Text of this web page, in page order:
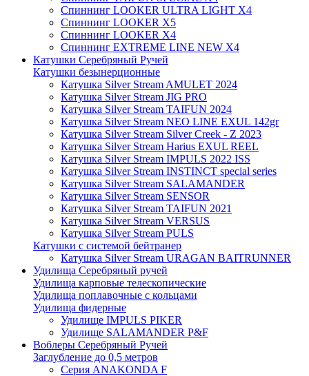
Спиннинг LOOKER ULTRA LIGHT X4
Спиннинг LOOKER X5
Спиннинг LOOKER X4
Спиннинг EXTREME LINE NEW X4
Катушки Серебряный Ручей
Катушки безынерционные
Катушка Silver Stream AMULET 2024
Катушка Silver Stream JIG PRO
Катушка Silver Stream TAIFUN 2024
Катушка Silver Stream NEO LINE EXUL 142gr
Катушка Silver Stream Silver Creek - Z 2023
Катушка Silver Stream Harius EXUL REEL
Катушка Silver Stream IMPULS 2022 ISS
Катушка Silver Stream INSTINCT special series
Катушка Silver Stream SALAMANDER
Катушка Silver Stream SENSOR
Катушка Silver Stream TAIFUN 2021
Катушка Silver Stream VERSUS
Катушка Silver Stream PULS
Катушки с системой бейтранер
Катушка Silver Stream URAGAN BAITRUNNER
Удилища Серебряный ручей
Удилища карповые телескопические
Удилища поплавочные с кольцами
Удилища фидерные
Удилище IMPULS PIKER
Удилище SALAMANDER P&F
Воблеры Серебряный Ручей
Заглубление до 0,5 метров
Серия ANAKONDA F